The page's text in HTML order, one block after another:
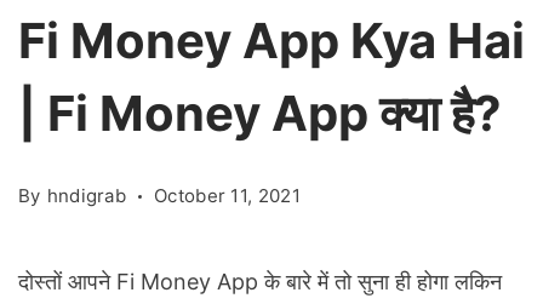
Fi Money App Kya Hai
| Fi Money App क्या है?
By hndigrab October 11, 2021
दोस्तों आपने Fi Money App के बारे में तो सुना ही होगा लकिन